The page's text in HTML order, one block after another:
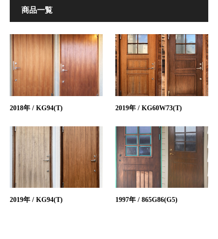
商品一覧
2018年 / KG94(T) 2019年 / KG60W73(T)
2019年 / KG94(T) 1997年 / 865G86(G5)